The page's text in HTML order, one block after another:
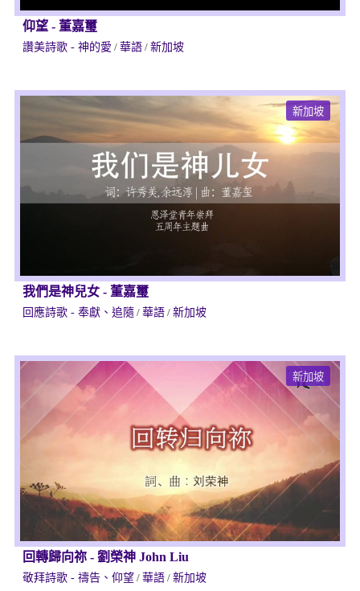
仰望 - 董嘉璽
讚美詩歌 - 神的愛 / 華語 / 新加坡
新加坡
我們是神兒女 - 董嘉璽
回應詩歌 - 奉獻、追隨 / 華語 / 新加坡
新加坡
回轉歸向祢 - 劉榮神 John Liu
敬拜詩歌 - 禱告、仰望 / 華語 / 新加坡